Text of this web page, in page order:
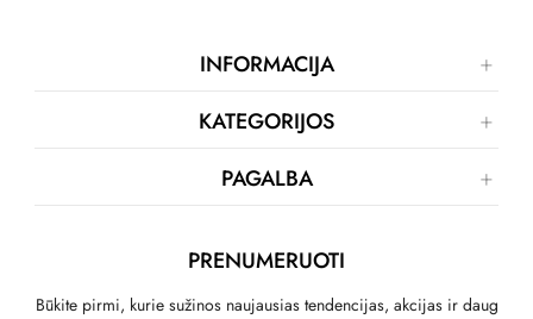
INFORMACIJA
KATEGORIJOS
PAGALBA
PRENUMERUOTI
Būkite pirmi, kurie sužinos naujausias tendencijas, akcijas ir daug